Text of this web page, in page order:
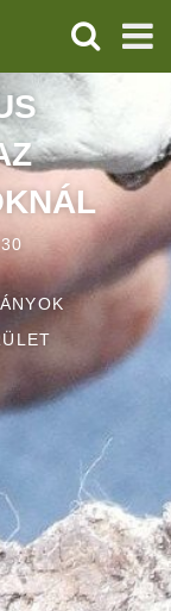
KERESÉS